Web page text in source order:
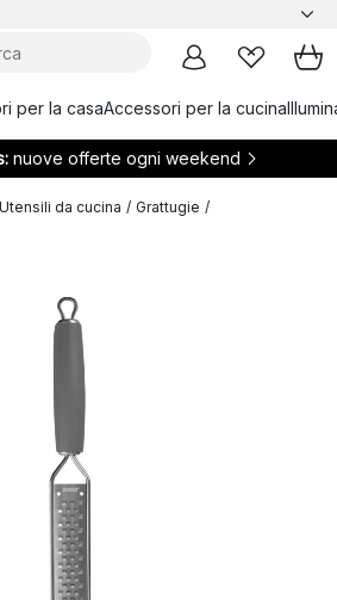
per la casaAccessori per la cucina
nuove offerte ogni weekend
Utensili da cucina / Grattugie /